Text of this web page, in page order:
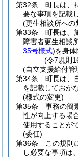
第32条
町長は、
要な事項を記載
(更生相談所への
第33条
町長は、
障害者更生相談
35号様式)を身体
(令7規則
(自立支援給付管
第34条
町長は、
を記載しておか
(様式の変更)
第35条
事務の簡
性が向上する場
使用することが
(委任)
第36条
この規則
し必要な事項は